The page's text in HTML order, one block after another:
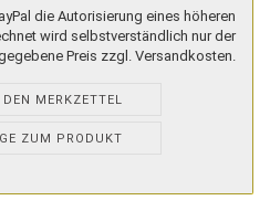
die Autorisierung eines höheren
wird selbstverständlich nur der
Preis zzgl. Versandkosten.
DEN MERKZETTEL
ZUM PRODUKT